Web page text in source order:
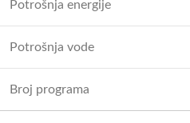
Potrošnja energije
Potrošnja vode
Broj programa